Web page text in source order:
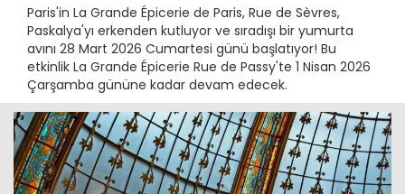
Paris'in La Grande Épicerie de Paris, Rue de Sèvres,
Paskalya'yı erkenden kutluyor ve sıradışı bir yumurta
avını 28 Mart 2026 Cumartesi günü başlatıyor! Bu
etkinlik La Grande Épicerie Rue de Passy'te 1 Nisan 2026
Çarşamba gününe kadar devam edecek.